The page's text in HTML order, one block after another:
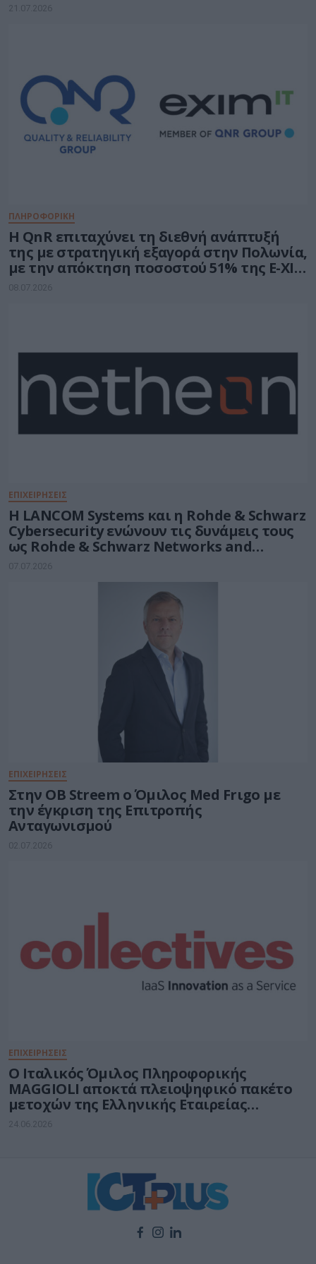
21.07.2026
ΠΛΗΡΟΦΟΡΙΚΗ
H QnR επιταχύνει τη διεθνή ανάπτυξή
της με στρατηγική εξαγορά στην Πολωνία,
με την απόκτηση ποσοστού 51% της E-XIM
IT
08.07.2026
ΕΠΙΧΕΙΡΗΣΕΙΣ
Η LANCOM Systems και η Rohde & Schwarz
Cybersecurity ενώνουν τις δυνάμεις τους
ως Rohde & Schwarz Networks and
Cybersecurity
07.07.2026
ΕΠΙΧΕΙΡΗΣΕΙΣ
Στην OB Streem ο Όμιλος Med Frιgo με
την έγκριση της Επιτροπής
Ανταγωνισμού
02.07.2026
ΕΠΙΧΕΙΡΗΣΕΙΣ
O Ιταλικός Όμιλος Πληροφορικής
MAGGIOLI αποκτά πλειοψηφικό πακέτο
μετοχών της Ελληνικής Εταιρείας
COLLECTIVES A.E.
24.06.2026